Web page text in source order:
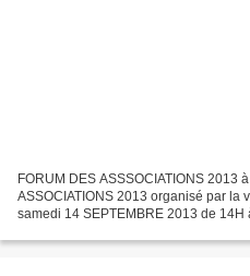
FORUM DES ASSSOCIATIONS 2013
ASSOCIATIONS 2013 organisé par la
samedi 14 SEPTEMBRE 2013 de 14H